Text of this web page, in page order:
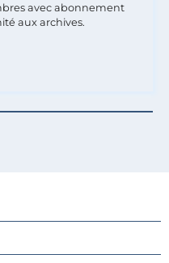
avec abonnement
aux archives.